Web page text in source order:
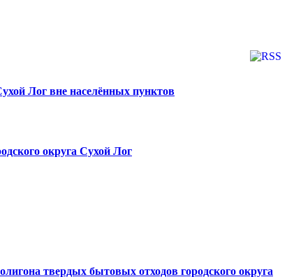
Лог вне населённых пунктов
округа Сухой Лог
твердых бытовых отходов городского округа